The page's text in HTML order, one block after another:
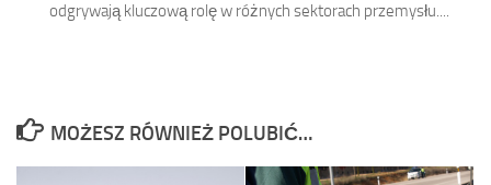
odgrywają kluczową rolę w różnych sektorach przemysłu....
MOŻESZ RÓWNIEŻ POLUBIĆ…